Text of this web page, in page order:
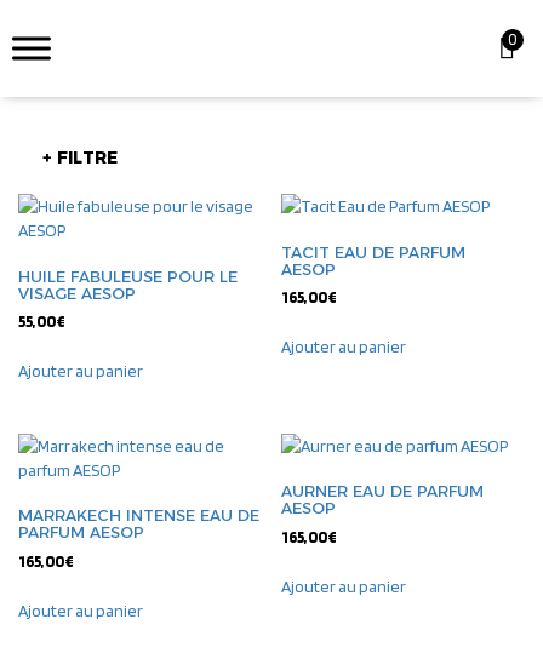
0
+ FILTRE
HUILE FABULEUSE POUR LE
VISAGE AESOP
55,00€
Ajouter au panier
TACIT EAU DE PARFUM
AESOP
165,00€
Ajouter au panier
MARRAKECH INTENSE EAU DE
PARFUM AESOP
165,00€
Ajouter au panier
AURNER EAU DE PARFUM
AESOP
165,00€
Ajouter au panier